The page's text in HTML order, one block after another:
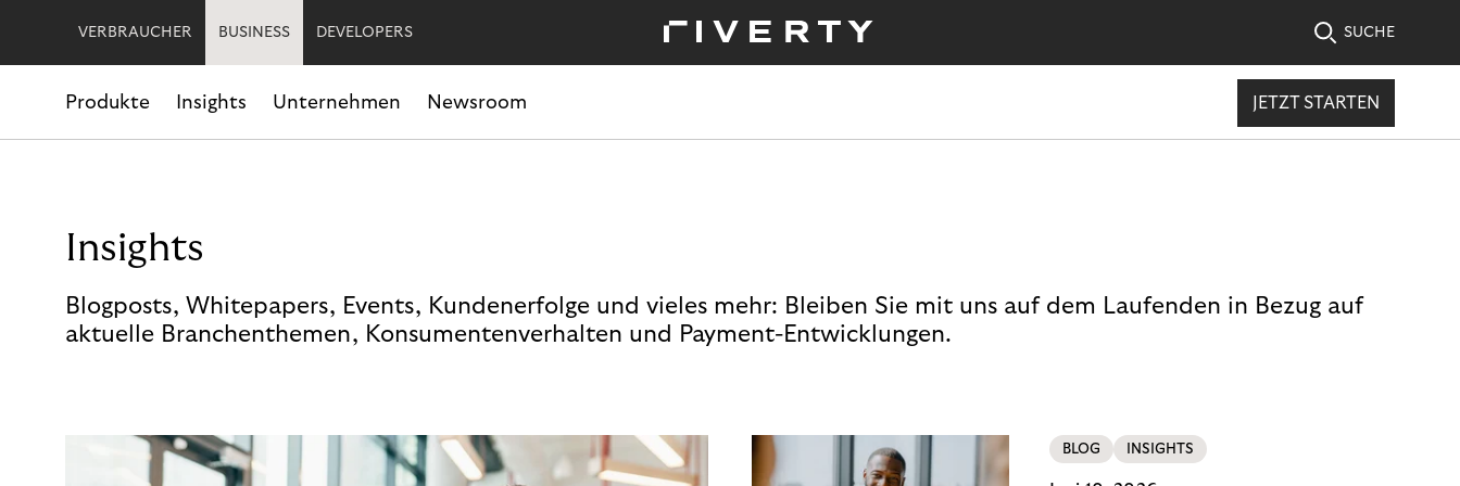
VERBRAUCHER BUSINESS DEVELOPERS SUCHE
Produkte Insights Unternehmen Newsroom JETZT STARTEN
Insights
Blogposts, Whitepapers, Events, Kundenerfolge und vieles mehr: Bleiben Sie mit uns auf dem Laufenden in Bezug auf
aktuelle Branchenthemen, Konsumentenverhalten und Payment-Entwicklungen.
BLOG INSIGHTS